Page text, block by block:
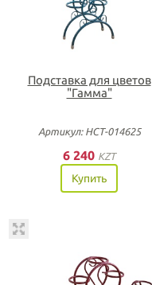
Подставка для цветов
"Гамма"
Артикул: НСТ-014625
6 240 KZT
Купить